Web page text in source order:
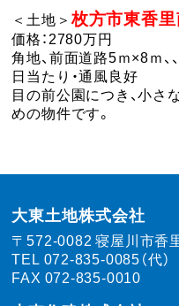
＜土地＞枚方市東香
価格：2780万円
角地、前面道路5ｍ×8ｍ
日当たり・通風良好
目の前公園につき、小
めの物件です。
大東土地株式会社
〒572-0082寝屋川市香
TEL 072-835-0085（代）
FAX 072-835-0010